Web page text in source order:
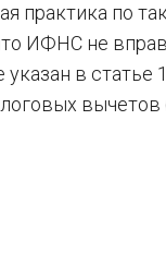
практика по
ИФНС не
указан в